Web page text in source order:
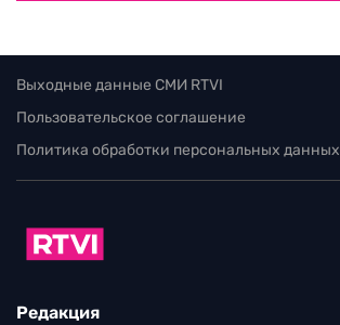
Выходные данные СМИ RTVI
Пользовательское соглашение
Политика обработки персональных данных
Редакция